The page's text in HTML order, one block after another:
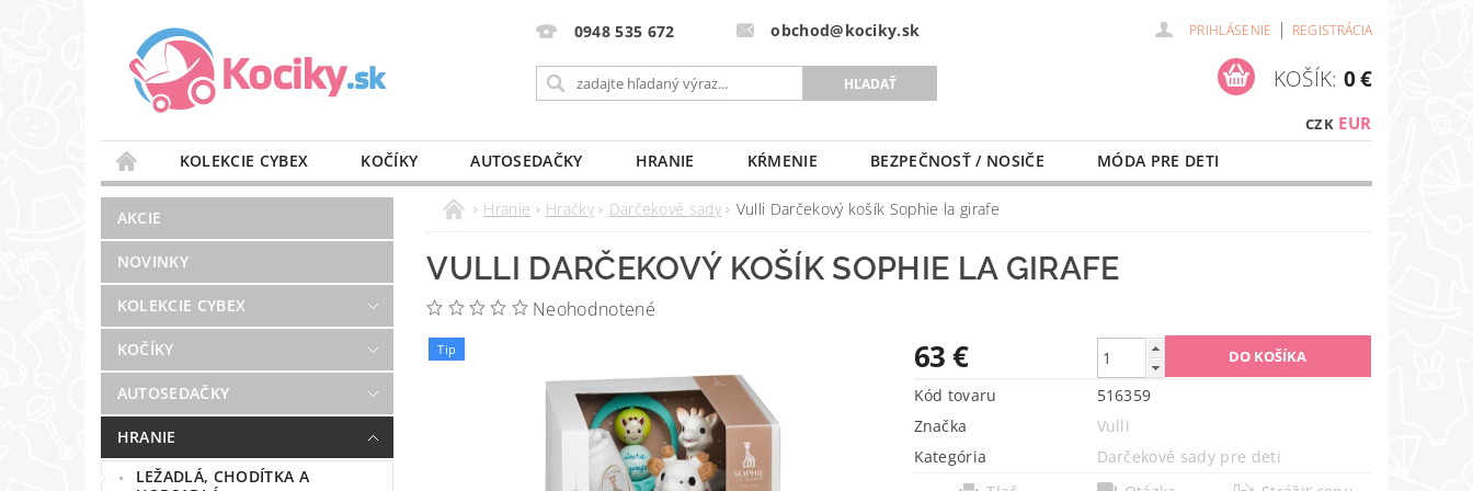
0948 535 672 obchod@kociky.sk PRIHLÁSENIE | REGISTRÁCIA
CZK EUR
KOŠÍK: 0 €
KOLEKCIE CYBEX KOČÍKY AUTOSEDAČKY HRANIE KŔMENIE BEZPEČNOSŤ / NOSIČE
MÓDA PRE DETI
STAROSTLIVOSŤ O VZDUCH
VÝBAVA DO PÔRODNICE MLIEKO A VÝŽIVA PRE MAMIČKU NAŠE SLUŽBY
BLOG
PREDAJŇA KONTAKT
AKCIE
NOVINKY
KOLEKCIE CYBEX
KOČÍKY
AUTOSEDAČKY
HRANIE
LEŽADLÁ, CHODÍTKA A
Hranie Hračky Darčekové sady Vulli Darčekový košík Sophie la girafe
VULLI DARČEKOVÝ KOŠÍK SOPHIE LA GIRAFE
Neohodnotené
Tip 63 €
Kód tovaru
516359
Značka
Vulli
Kategória
Darčekové sady pre deti